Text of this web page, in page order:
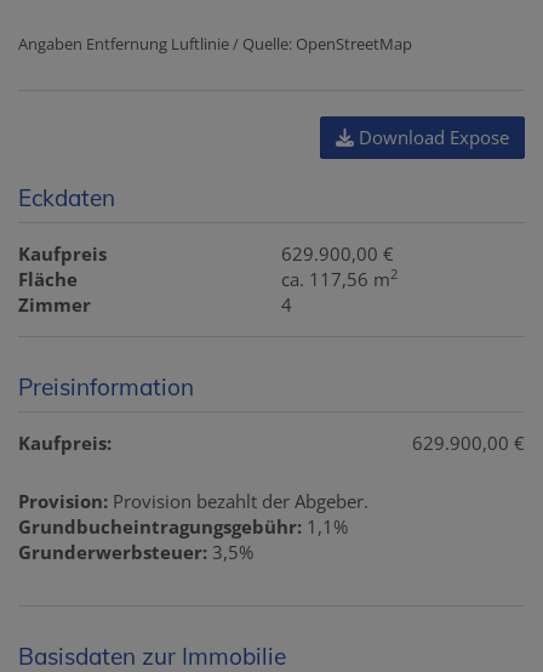
Angaben Entfernung Luftlinie / Quelle: OpenStreetMap
Download Expose
Eckdaten
Kaufpreis
629.900,00 €
Fläche
ca. 117,56 m2
Zimmer 4
Preisinformation
Kaufpreis: 629.900,00 €
Provision: Provision bezahlt der Abgeber.
Grundbucheintragungsgebühr: 1,1%
Grunderwerbsteuer: 3,5%
Basisdaten zur Immobilie